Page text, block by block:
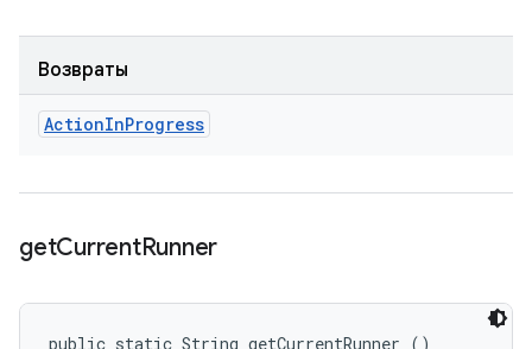
Возвраты
ActionInProgress
getCurrentRunner
public static String getCurrentRunner ()